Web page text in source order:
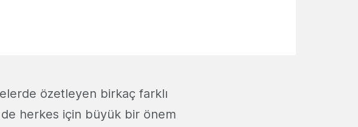
özetleyen birkaç farklı
herkes için büyük bir önem